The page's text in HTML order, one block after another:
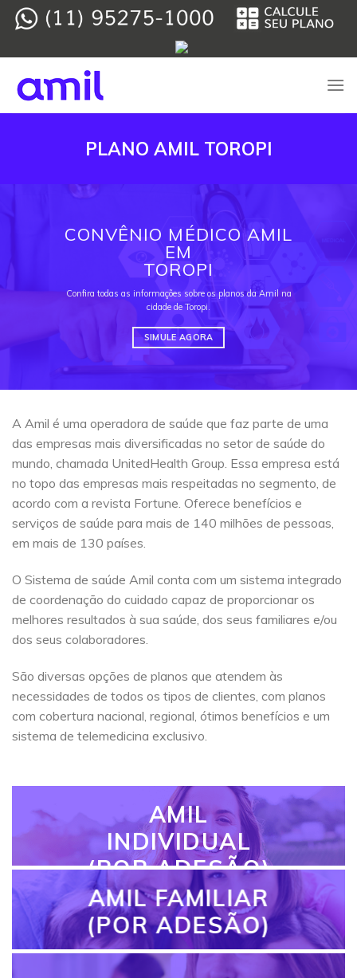
Skip
PLANO AMIL TOROPI
CONVÊNIO MÉDICO AMIL
EM
TOROPI
Confira todas as informações sobre os planos da Amil na
cidade de Toropi.
SIMULE AGORA
A Amil é uma operadora de saúde que faz parte de uma
das empresas mais diversificadas no setor de saúde do
mundo, chamada UnitedHealth Group. Essa empresa está
no topo das empresas mais respeitadas no segmento, de
acordo com a revista Fortune. Oferece benefícios e
serviços de saúde para mais de 140 milhões de pessoas,
em mais de 130 países.
O Sistema de saúde Amil conta com um sistema integrado
de coordenação do cuidado capaz de proporcionar os
melhores resultados à sua saúde, dos seus familiares e/ou
dos seus colaboradores.
São diversas opções de planos que atendem às
necessidades de todos os tipos de clientes, com planos
com cobertura nacional, regional, ótimos benefícios e um
sistema de telemedicina exclusivo.
AMIL
INDIVIDUAL
(POR ADESÃO)
AMIL FAMILIAR
(POR ADESÃO)